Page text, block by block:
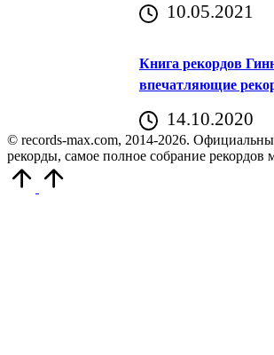
10.05.2021
Книга рекордов
впечатляющие
14.10.2020
© records-max.com, 2014-2026.
рекорды, самое полное собрание рекордов